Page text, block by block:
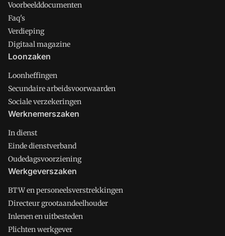
Voorbeelddocumenten
Faq's
Verdieping
Digitaal magazine
Loonzaken
Loonheffingen
Secundaire arbeidsvoorwaarden
Sociale verzekeringen
Werknemerszaken
In dienst
Einde dienstverband
Oudedagsvoorziening
Werkgeverszaken
BTW en personeelsverstrekkingen
Directeur grootaandeelhouder
Inlenen en uitbesteden
Plichten werkgever